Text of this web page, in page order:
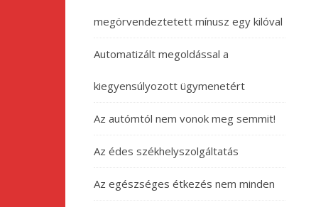
megörvendeztetett mínusz egy kilóval
Automatizált megoldással a
kiegyensúlyozott ügymenetért
Az autómtól nem vonok meg semmit!
Az édes székhelyszolgáltatás
Az egészséges étkezés nem minden